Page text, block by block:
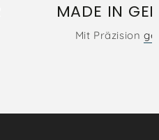
MADE IN
Mit Präzision